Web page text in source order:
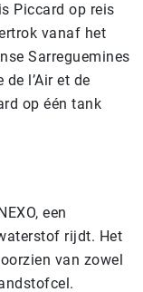
Piccard op reis
vanaf het
Sarreguemines
l’Air et de
op één tank
een
rijdt. Het
van zowel